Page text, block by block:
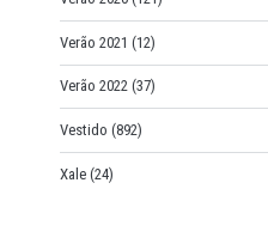
Verão 2021 (12)
Verão 2022 (37)
Vestido (892)
Xale (24)